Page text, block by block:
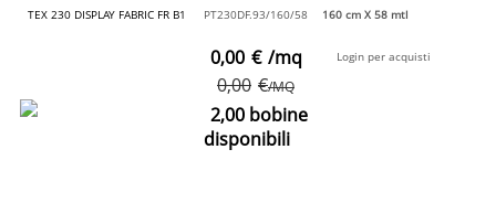
TEX 230 DISPLAY FABRIC FR B1 PT230DF.93/160/58 160 cm X 58 mtl
0,00 €/MQ
0,00 € /mq
2,00 bobine
disponibili
Login per acquisti